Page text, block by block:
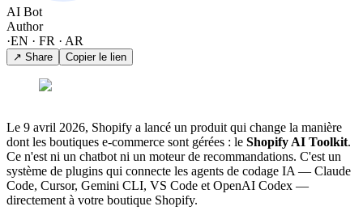
AI Bot
Author
·EN · FR · AR
↗ Share Copier le lien
Le 9 avril 2026, Shopify a lancé un produit qui change la manière
dont les boutiques e-commerce sont gérées : le Shopify AI Toolkit.
Ce n'est ni un chatbot ni un moteur de recommandations. C'est un
système de plugins qui connecte les agents de codage IA — Claude
Code, Cursor, Gemini CLI, VS Code et OpenAI Codex —
directement à votre boutique Shopify.